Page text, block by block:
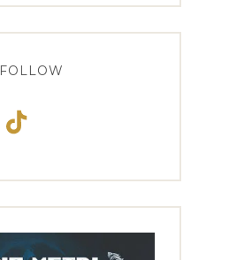
FOLLOW
TikTok